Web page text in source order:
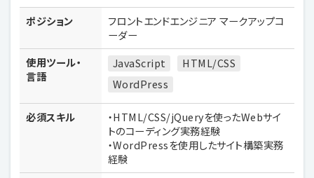
ポジション
フロントエンドエンジニア マークアップコ
ーダー
使用ツール・
言語
JavaScript
HTML/CSS
WordPress
必須スキル
・HTML/CSS/jQueryを使ったWebサイ
トのコーディング実務経験
・WordPressを使用したサイト構築実務
経験